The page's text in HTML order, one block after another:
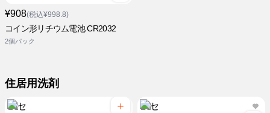
¥908(税込¥998.8)
コイン形リチウム電池 CR2032
2個パック
住居用洗剤